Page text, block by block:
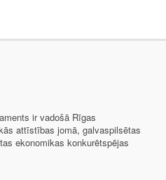
ir vadošā Rīgas
attīstības jomā, galvaspilsētas
ekonomikas konkurētspējas